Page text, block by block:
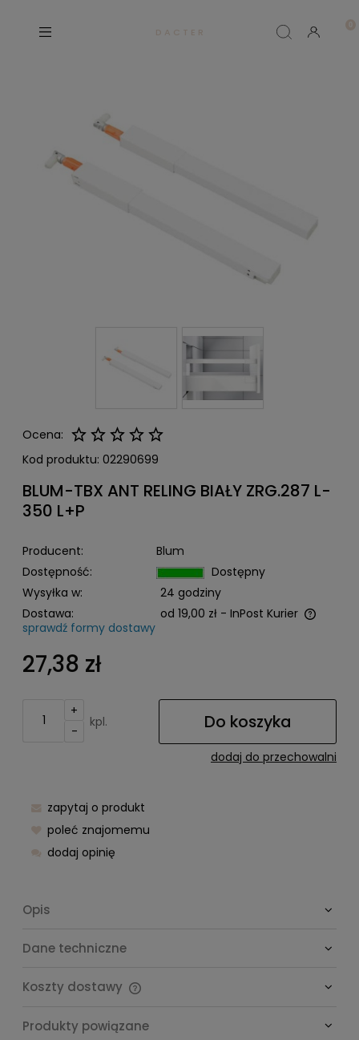
D A C T E R
Ocena:
Kod produktu: 02290699
BLUM-TBX ANT RELING BIAŁY ZRG.287 L-
350 L+P
Producent:
Blum
Dostępność:
Dostępny
Wysyłka w:
24 godziny
Dostawa:
od 19,00 zł - InPost Kurier
Cena nie zawiera ewentualnych kosztów płatności
sprawdź formy dostawy
27,38 zł
+
-
kpl. Do koszyka
dodaj do przechowalni
zapytaj o produkt
poleć znajomemu
dodaj opinię
Opis
Dane techniczne
Koszty dostawy
Produkty powiązane